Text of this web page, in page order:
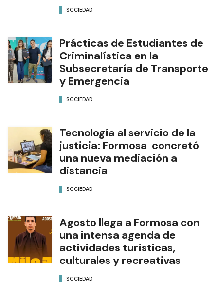
SOCIEDAD
Prácticas de Estudiantes de
Criminalística en la
Subsecretaría de Transporte
y Emergencia
SOCIEDAD
Tecnología al servicio de la
justicia: Formosa concretó
una nueva mediación a
distancia
SOCIEDAD
Agosto llega a Formosa con
una intensa agenda de
actividades turísticas,
culturales y recreativas
SOCIEDAD